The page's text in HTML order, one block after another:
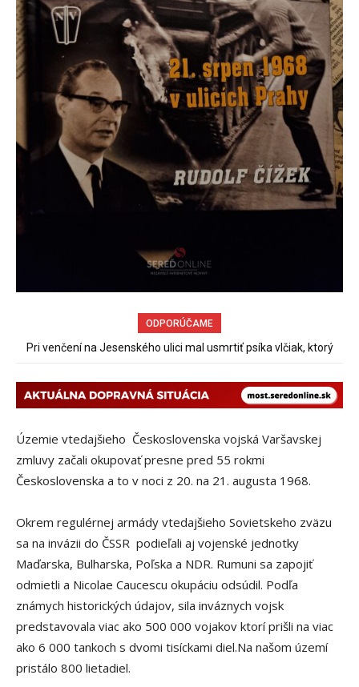
ODPORÚČAME
Obchádzka rozpadajúceho sa už uzatvoreného mosta ponad
Územie vtedajšieho Československa vojská Varšavskej
zmluvy začali okupovať presne pred 55 rokmi
Československa a to v noci z 20. na 21. augusta 1968.
Okrem regulérnej armády vtedajšieho Sovietskeho zväzu
sa na invázii do ČSSR podieľali aj vojenské jednotky
Maďarska, Bulharska, Poľska a NDR. Rumuni sa zapojiť
odmietli a Nicolae Caucescu okupáciu odsúdil. Podľa
známych historických údajov, sila inváznych vojsk
predstavovala viac ako 500 000 vojakov ktorí prišli na viac
ako 6 000 tankoch s dvomi tisíckami diel.Na našom území
pristálo 800 lietadiel.